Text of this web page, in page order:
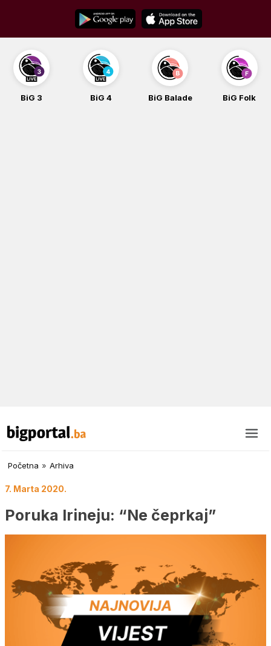
content
BiG 3 BiG 4 BiG Balade BiG Folk
Početna » Arhiva
7. Marta 2020.
Poruka Irineju: “Ne čeprkaj”